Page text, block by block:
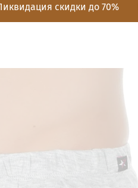
скидки до 70%